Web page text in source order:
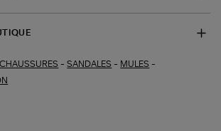
CHAUSSURES -SANDALES - MULES -